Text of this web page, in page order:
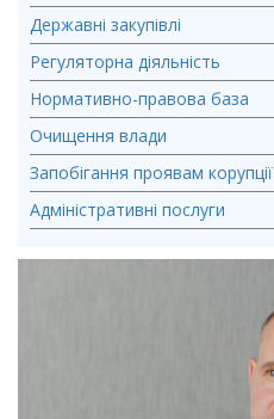
Державні закупівлі
Регуляторна діяльність
Нормативно-правова база
Очищення влади
Запобігання проявам корупції
Адміністративні послуги